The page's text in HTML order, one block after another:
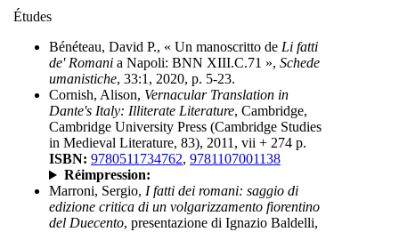
Études
Bénéteau, David P., « Un manoscritto de Li fatti
de' Romani a Napoli: BNN XIII.C.71 », Schede
umanistiche, 33:1, 2020, p. 5-23.
Cornish, Alison, Vernacular Translation in
Dante's Italy: Illiterate Literature, Cambridge,
Cambridge University Press (Cambridge Studies
in Medieval Literature, 83), 2011, vii + 274 p.
ISBN: 9780511734762, 9781107001138
Réimpression:
Marroni, Sergio, I fatti dei romani: saggio di
edizione critica di un volgarizzamento fiorentino
del Duecento, presentazione di Ignazio Baldelli,